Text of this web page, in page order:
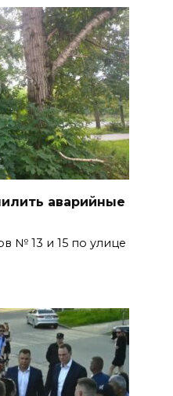
аварийные
№ 13 и 15 по улице